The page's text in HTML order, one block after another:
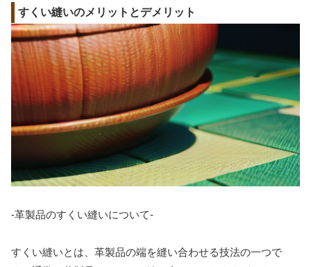
すくい縫いのメリットとデメリット
-革製品のすくい縫いについて-
すくい縫いとは、革製品の端を縫い合わせる技法の一つで